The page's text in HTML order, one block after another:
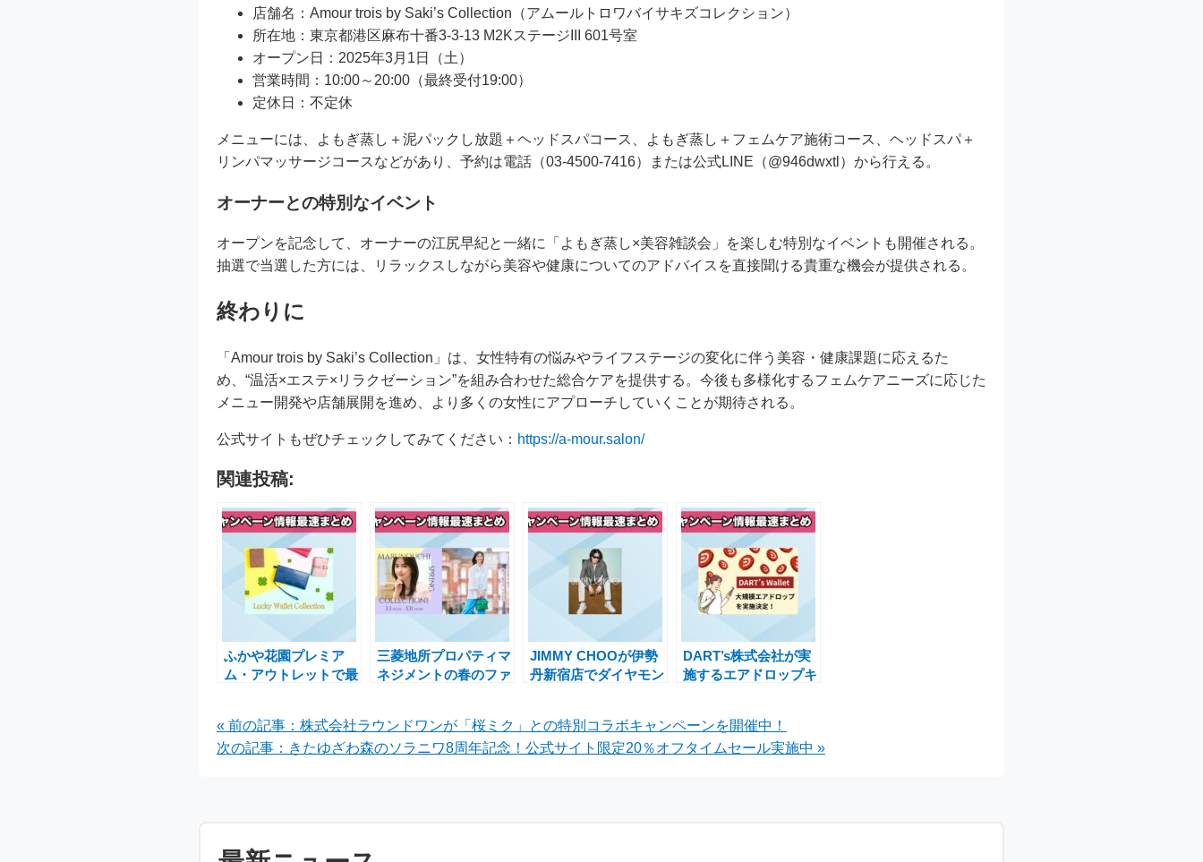
店舗名：Amour trois by Saki’s Collection（アムールトロワバイサキズコレクション）
所在地：東京都港区麻布十番3-3-13 M2KステージIII 601号室
オープン日：2025年3月1日（土）
営業時間：10:00～20:00（最終受付19:00）
定休日：不定休
メニューには、よもぎ蒸し＋泥パックし放題＋ヘッドスパコース、よもぎ蒸し＋フェムケア施術コース、ヘッドスパ＋
リンパマッサージコースなどがあり、予約は電話（03-4500-7416）または公式LINE（@946dwxtl）から行える。
オーナーとの特別なイベント
オープンを記念して、オーナーの江尻早紀と一緒に「よもぎ蒸し×美容雑談会」を楽しむ特別なイベントも開催される。
抽選で当選した方には、リラックスしながら美容や健康についてのアドバイスを直接聞ける貴重な機会が提供される。
終わりに
「Amour trois by Saki’s Collection」は、女性特有の悩みやライフステージの変化に伴う美容・健康課題に応えるた
め、“温活×エステ×リラクゼーション”を組み合わせた総合ケアを提供する。今後も多様化するフェムケアニーズに応じた
メニュー開発や店舗展開を進め、より多くの女性にアプローチしていくことが期待される。
公式サイトもぜひチェックしてみてください： https://a-mour.salon/
関連投稿:
ふかや花園プレミア
ム・アウトレットで最
Collection」開催
三菱地所プロパティマ
ネジメントの春のファ
SPRING
COLLECTION 2025」
JIMMY CHOOが伊勢
丹新宿店でダイヤモン
DART’s株式会社が実
施するエアドロップキ
« 前の記事：株式会社ラウンドワンが「桜ミク」との特別コラボキャンペーンを開催中！
次の記事：きたゆざわ森のソラニワ8周年記念！公式サイト限定20％オフタイムセール実施中 »